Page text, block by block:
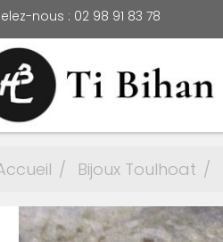
nous : 02 98 91 83 78
Bijoux Toulhoat